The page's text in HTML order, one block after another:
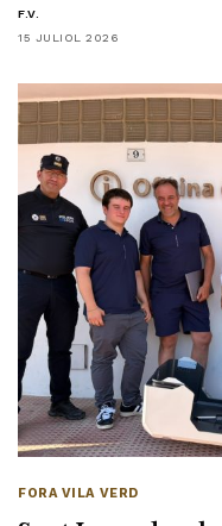
F.V.
15 JULIOL 2026
FORA VILA VERD